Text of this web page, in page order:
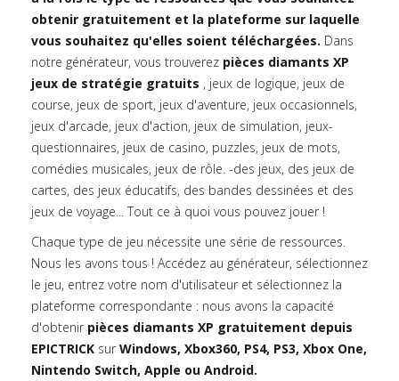
obtenir gratuitement et la plateforme sur laquelle
vous souhaitez qu'elles soient téléchargées. Dans
notre générateur, vous trouverez pièces diamants XP
jeux de stratégie gratuits , jeux de logique, jeux de
course, jeux de sport, jeux d'aventure, jeux occasionnels,
jeux d'arcade, jeux d'action, jeux de simulation, jeux-
questionnaires, jeux de casino, puzzles, jeux de mots,
comédies musicales, jeux de rôle. -des jeux, des jeux de
cartes, des jeux éducatifs, des bandes dessinées et des
jeux de voyage... Tout ce à quoi vous pouvez jouer !
Chaque type de jeu nécessite une série de ressources.
Nous les avons tous ! Accédez au générateur, sélectionnez
le jeu, entrez votre nom d'utilisateur et sélectionnez la
plateforme correspondante : nous avons la capacité
d'obtenir pièces diamants XP gratuitement depuis
EPICTRICK sur Windows, Xbox360, PS4, PS3, Xbox One,
Nintendo Switch, Apple ou Android.